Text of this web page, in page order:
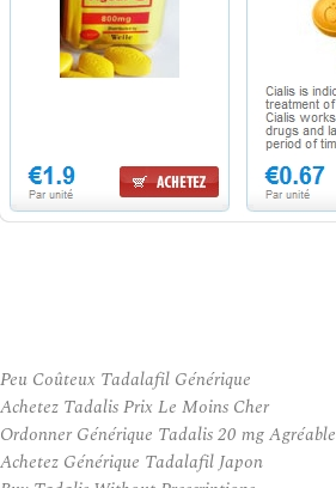
Peu Coûteux Tadalafil Générique
Achetez Tadalis Prix Le Moins Cher
Ordonner Générique Tadalis 20 mg Agréable
Achetez Générique Tadalafil Japon